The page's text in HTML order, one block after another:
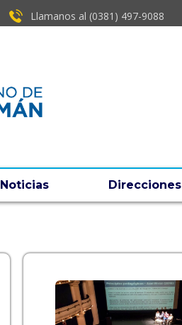
Llamanos al (0381) ​497-9088
Noticias Direcciones